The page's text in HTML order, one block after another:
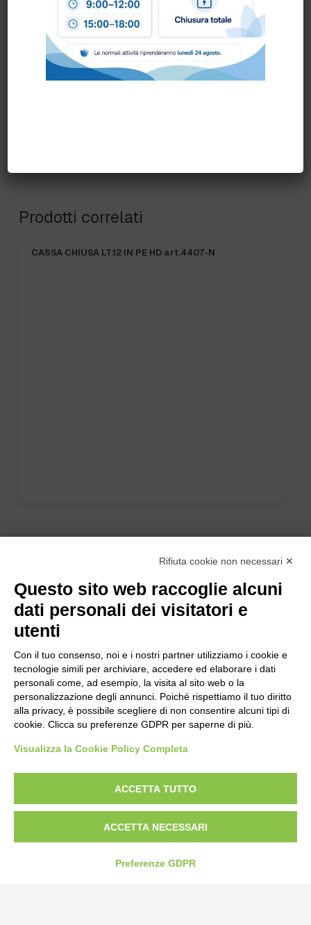
COLORE:ARANCIO,BIANCO BLU
GENERICA ,GIALLO,GRIGIO MARRONE
NERO,ROSA ,ROSSO,VERDE,VIOLA
Prodotti correlati
CASSA CHIUSA LT.12 IN PE HD art.4407-N
Bogliano Srl
Strada Statale 231 Alba-Bra
Borgo San Martino 44, 12060 Pocapaglia CN
Rifiuta cookie non necessari ✕
Questo sito web raccoglie alcuni
dati personali dei visitatori e
utenti
Con il tuo consenso, noi e i nostri partner utilizziamo i cookie e
tecnologie simili per archiviare, accedere ed elaborare i dati
personali come, ad esempio, la visita al sito web o la
personalizzazione degli annunci. Poiché rispettiamo il tuo diritto
alla privacy, è possibile scegliere di non consentire alcuni tipi di
cookie. Clicca su preferenze GDPR per saperne di più.
Visualizza la Cookie Policy Completa
ACCETTA TUTTO
ACCETTA NECESSARI
Preferenze GDPR